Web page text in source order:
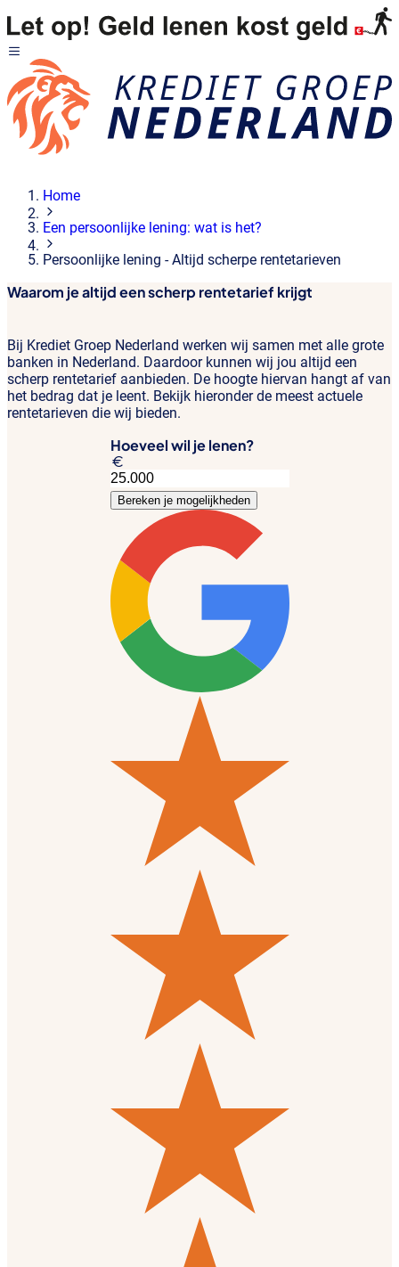
Home
Een persoonlijke lening: wat is het?
Persoonlijke lening - Altijd scherpe rentetarieven
Waarom je altijd een scherp rentetarief krijgt
Bij Krediet Groep Nederland werken wij samen met alle grote
banken in Nederland. Daardoor kunnen wij jou altijd een
scherp rentetarief aanbieden. De hoogte hiervan hangt af van
het bedrag dat je leent. Bekijk hieronder de meest actuele
rentetarieven die wij bieden.
Hoeveel wil je lenen?
Bereken je mogelijkheden